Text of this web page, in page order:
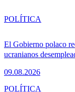
El Gobierno polaco
ucranianos
09.08.2026
POLÍTICA
POLÍTICA